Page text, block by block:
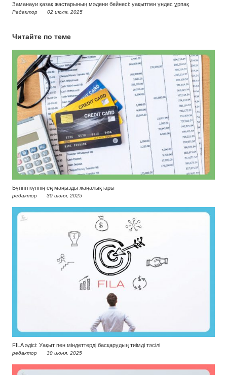
Заманауи қазақ жастарының мәдени бейнесі: уақытпен үндес ұрпақ
Редактор 02 июля, 2025
Читайте по теме
Бүгінгі күннің ең маңызды жаңалықтары
редактор 30 июня, 2025
FILA әдісі: Уақыт пен міндеттерді басқарудың тиімді тәсілі
редактор 30 июня, 2025